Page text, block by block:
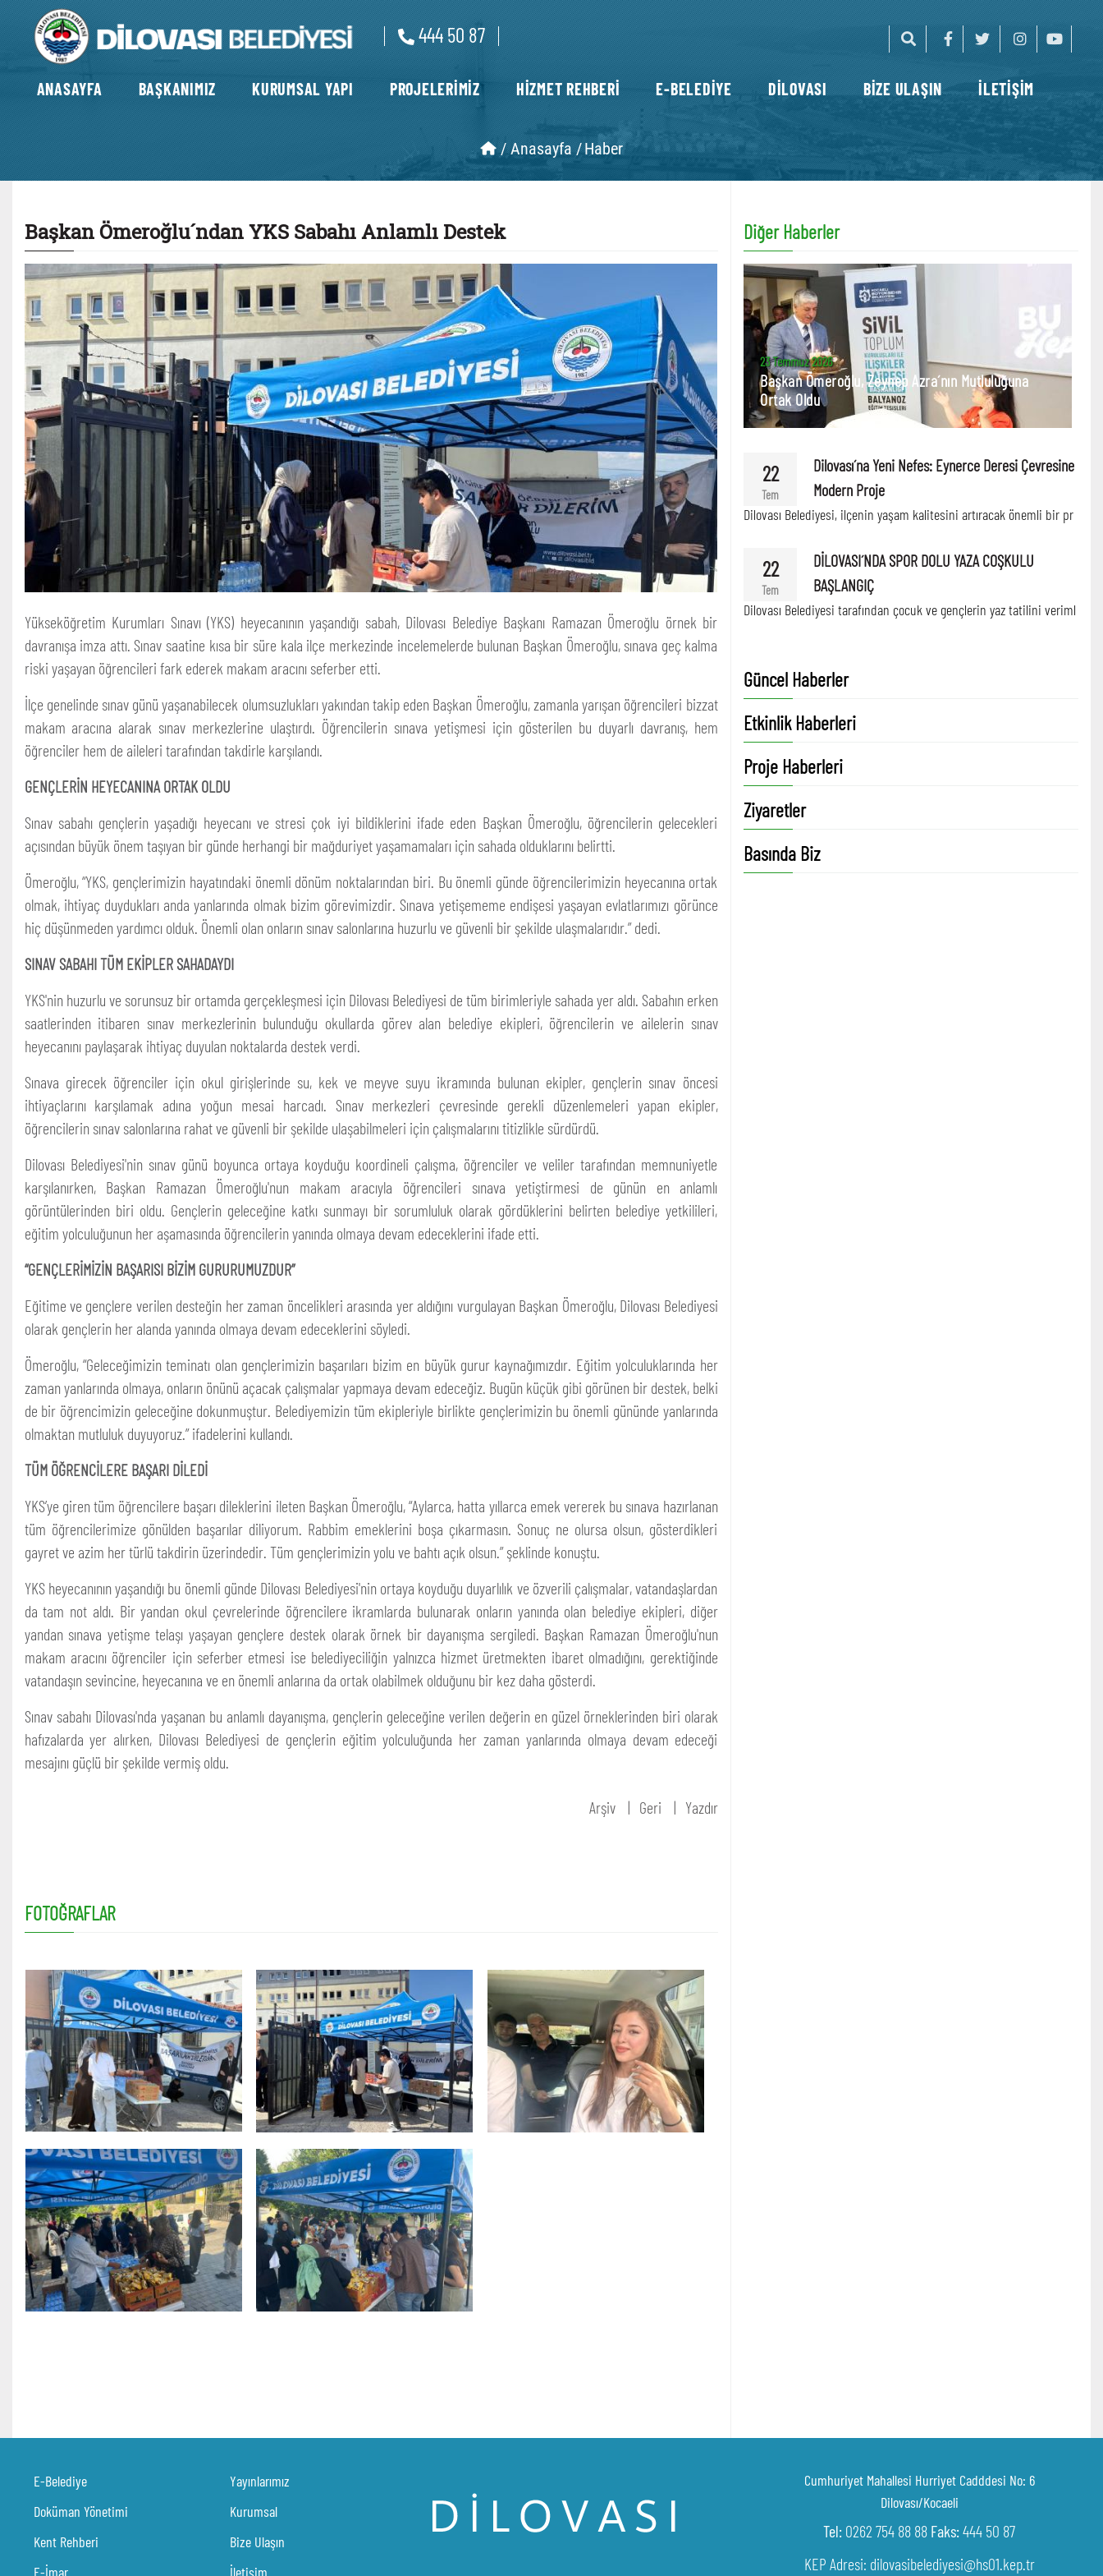
444 50 87
ANASAYFA BAŞKANIMIZ KURUMSAL YAPI PROJELERİMİZ HİZMET REHBERİ E-BELEDİYE DİLOVASI BİZE ULAŞIN İLETİŞİM
/Anasayfa /Haber
Başkan Ömeroğlu´ndan YKS Sabahı Anlamlı Destek
Yükseköğretim Kurumları Sınavı (YKS) heyecanının yaşandığı sabah, Dilovası Belediye Başkanı Ramazan Ömeroğlu örnek bir
davranışa imza attı. Sınav saatine kısa bir süre kala ilçe merkezinde incelemelerde bulunan Başkan Ömeroğlu, sınava geç kalma
riski yaşayan öğrencileri fark ederek makam aracını seferber etti.
İlçe genelinde sınav günü yaşanabilecek olumsuzlukları yakından takip eden Başkan Ömeroğlu, zamanla yarışan öğrencileri bizzat
makam aracına alarak sınav merkezlerine ulaştırdı. Öğrencilerin sınava yetişmesi için gösterilen bu duyarlı davranış, hem
öğrenciler hem de aileleri tarafından takdirle karşılandı.
GENÇLERİN HEYECANINA ORTAK OLDU
Sınav sabahı gençlerin yaşadığı heyecanı ve stresi çok iyi bildiklerini ifade eden Başkan Ömeroğlu, öğrencilerin gelecekleri
açısından büyük önem taşıyan bir günde herhangi bir mağduriyet yaşamamaları için sahada olduklarını belirtti.
Ömeroğlu, “YKS, gençlerimizin hayatındaki önemli dönüm noktalarından biri. Bu önemli günde öğrencilerimizin heyecanına ortak
olmak, ihtiyaç duydukları anda yanlarında olmak bizim görevimizdir. Sınava yetişememe endişesi yaşayan evlatlarımızı görünce
hiç düşünmeden yardımcı olduk. Önemli olan onların sınav salonlarına huzurlu ve güvenli bir şekilde ulaşmalarıdır.” dedi.
SINAV SABAHI TÜM EKİPLER SAHADAYDI
YKS'nin huzurlu ve sorunsuz bir ortamda gerçekleşmesi için Dilovası Belediyesi de tüm birimleriyle sahada yer aldı. Sabahın erken
saatlerinden itibaren sınav merkezlerinin bulunduğu okullarda görev alan belediye ekipleri, öğrencilerin ve ailelerin sınav
heyecanını paylaşarak ihtiyaç duyulan noktalarda destek verdi.
Sınava girecek öğrenciler için okul girişlerinde su, kek ve meyve suyu ikramında bulunan ekipler, gençlerin sınav öncesi
ihtiyaçlarını karşılamak adına yoğun mesai harcadı. Sınav merkezleri çevresinde gerekli düzenlemeleri yapan ekipler,
öğrencilerin sınav salonlarına rahat ve güvenli bir şekilde ulaşabilmeleri için çalışmalarını titizlikle sürdürdü.
Dilovası Belediyesi'nin sınav günü boyunca ortaya koyduğu koordineli çalışma, öğrenciler ve veliler tarafından memnuniyetle
karşılanırken, Başkan Ramazan Ömeroğlu'nun makam aracıyla öğrencileri sınava yetiştirmesi de günün en anlamlı
görüntülerinden biri oldu. Gençlerin geleceğine katkı sunmayı bir sorumluluk olarak gördüklerini belirten belediye yetkilileri,
eğitim yolculuğunun her aşamasında öğrencilerin yanında olmaya devam edeceklerini ifade etti.
“GENÇLERİMİZİN BAŞARISI BİZİM GURURUMUZDUR”
Eğitime ve gençlere verilen desteğin her zaman öncelikleri arasında yer aldığını vurgulayan Başkan Ömeroğlu, Dilovası Belediyesi
olarak gençlerin her alanda yanında olmaya devam edeceklerini söyledi.
Ömeroğlu, “Geleceğimizin teminatı olan gençlerimizin başarıları bizim en büyük gurur kaynağımızdır. Eğitim yolculuklarında her
zaman yanlarında olmaya, onların önünü açacak çalışmalar yapmaya devam edeceğiz. Bugün küçük gibi görünen bir destek, belki
de bir öğrencimizin geleceğine dokunmuştur. Belediyemizin tüm ekipleriyle birlikte gençlerimizin bu önemli gününde yanlarında
olmaktan mutluluk duyuyoruz.” ifadelerini kullandı.
TÜM ÖĞRENCİLERE BAŞARI DİLEDİ
YKS’ye giren tüm öğrencilere başarı dileklerini ileten Başkan Ömeroğlu, “Aylarca, hatta yıllarca emek vererek bu sınava hazırlanan
tüm öğrencilerimize gönülden başarılar diliyorum. Rabbim emeklerini boşa çıkarmasın. Sonuç ne olursa olsun, gösterdikleri
gayret ve azim her türlü takdirin üzerindedir. Tüm gençlerimizin yolu ve bahtı açık olsun.” şeklinde konuştu.
YKS heyecanının yaşandığı bu önemli günde Dilovası Belediyesi'nin ortaya koyduğu duyarlılık ve özverili çalışmalar, vatandaşlardan
da tam not aldı. Bir yandan okul çevrelerinde öğrencilere ikramlarda bulunarak onların yanında olan belediye ekipleri, diğer
yandan sınava yetişme telaşı yaşayan gençlere destek olarak örnek bir dayanışma sergiledi. Başkan Ramazan Ömeroğlu'nun
makam aracını öğrenciler için seferber etmesi ise belediyeciliğin yalnızca hizmet üretmekten ibaret olmadığını, gerektiğinde
vatandaşın sevincine, heyecanına ve en önemli anlarına da ortak olabilmek olduğunu bir kez daha gösterdi.
Sınav sabahı Dilovası'nda yaşanan bu anlamlı dayanışma, gençlerin geleceğine verilen değerin en güzel örneklerinden biri olarak
hafızalarda yer alırken, Dilovası Belediyesi de gençlerin eğitim yolculuğunda her zaman yanlarında olmaya devam edeceği
mesajını güçlü bir şekilde vermiş oldu.
Arşiv Geri Yazdır
FOTOĞRAFLAR
Diğer Haberler
23 Temmuz 2026
Başkan Ömeroğlu, Zeynep Azra´nın Mutluluğuna
Ortak Oldu
22
Tem
Dilovası´na Yeni Nefes: Eynerce Deresi Çevresine
Modern Proje
Dilovası Belediyesi, ilçenin yaşam kalitesini artıracak önemli bir pr
22
Tem
DİLOVASI´NDA SPOR DOLU YAZA COŞKULU
BAŞLANGIÇ
Dilovası Belediyesi tarafından çocuk ve gençlerin yaz tatilini veriml
Güncel Haberler
Etkinlik Haberleri
Proje Haberleri
Ziyaretler
Basında Biz
E-Belediye
Doküman Yönetimi
Kent Rehberi
E-İmar
Yayınlarımız
Kurumsal
Bize Ulaşın
İletişim
Cumhuriyet Mahallesi Hurriyet Cadddesi No: 6
Dilovası/Kocaeli
Tel: 0262 754 88 88 Faks:444 50 87
KEP Adresi: dilovasibelediyesi@hs01.kep.tr